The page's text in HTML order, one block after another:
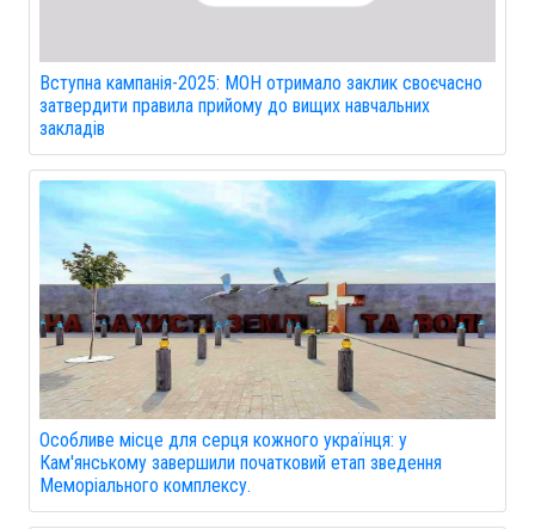
Вступна кампанія-2025: МОН отримало заклик своєчасно
затвердити правила прийому до вищих навчальних
закладів
Особливе місце для серця кожного українця: у
Кам'янському завершили початковий етап зведення
Меморіального комплексу.